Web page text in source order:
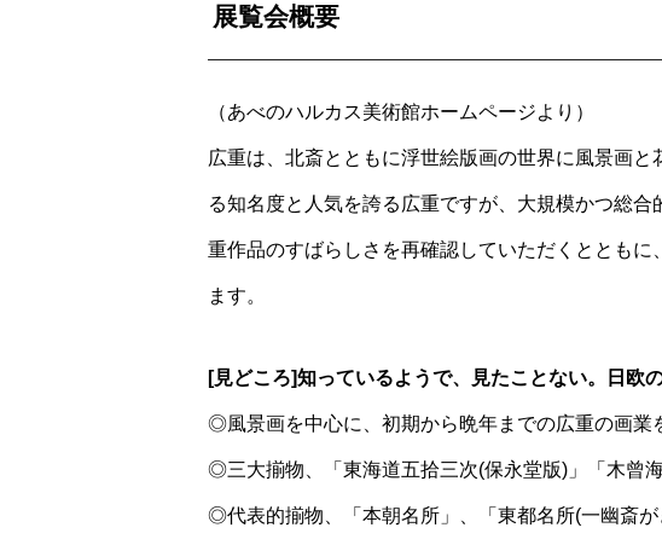
展覧会概要
（あべのハルカス美術館ホームページより）
広重は、北斎とともに浮世絵版画の世界に風景画
る知名度と人気を誇る広重ですが、大規模かつ総
重作品のすばらしさを再確認していただくととも
ます。
[見どころ]知っているようで、見たことない。日欧
◎風景画を中心に、初期から晩年までの広重の画業
◎三大揃物、「東海道五拾三次(保永堂版)」「木曾
◎代表的揃物、「本朝名所」、「東都名所(一幽斎